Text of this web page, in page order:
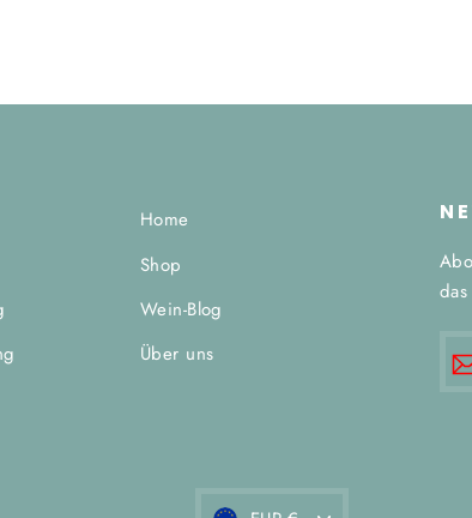
Home
Shop
Wein-Blog
Über uns
E-